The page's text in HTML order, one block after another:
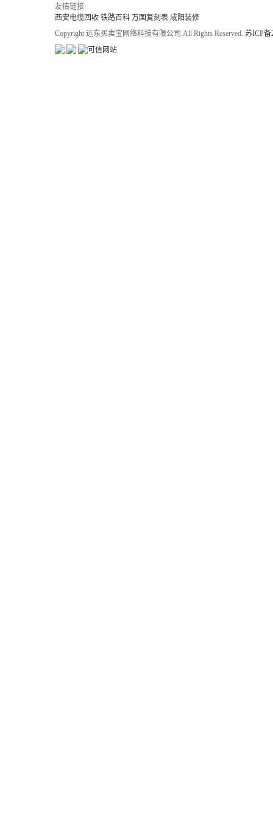
友情链接
西安电缆回收 铁路百科 万国复刻表 咸阳装修
Copyright 远东买卖宝网络科技有限公司.All Rights Reserved. 苏ICP备